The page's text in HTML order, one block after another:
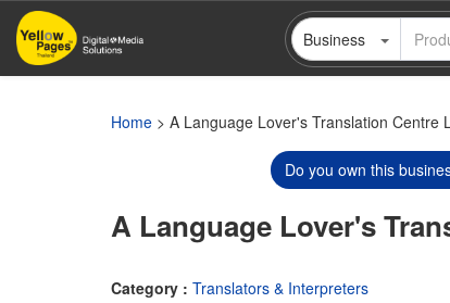
Skip
main
Business
Home > A Language Lover's Translation Centre
Do you own this
A Language Lover's
Category : Translators & Interpreters